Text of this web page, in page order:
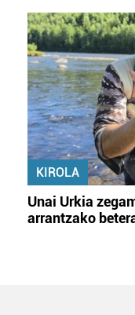
KIROLA
Unai Urkia
arrantzako